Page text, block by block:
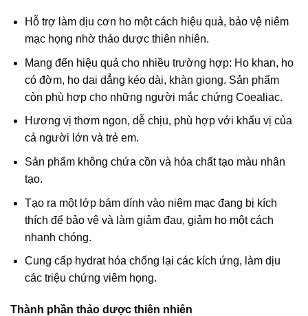
Hỗ trợ làm dịu cơn ho một cách hiệu quả, bảo vệ niêm
mạc họng nhờ thảo dược thiên nhiên.
Mang đến hiệu quả cho nhiều trường hợp: Ho khan, ho
có đờm, ho dai dẳng kéo dài, khàn giọng. Sản phẩm
còn phù hợp cho những người mắc chứng Coealiac.
Hương vị thơm ngon, dễ chịu, phù hợp với khẩu vị của
cả người lớn và trẻ em.
Sản phẩm không chứa cồn và hóa chất tạo màu nhân
tạo.
Tạo ra một lớp bám dính vào niêm mạc đang bị kích
thích để bảo vệ và làm giảm đau, giảm ho một cách
nhanh chóng.
Cung cấp hydrat hóa chống lại các kích ứng, làm dịu
các triệu chứng viêm họng.
Thành phần thảo dược thiên nhiên